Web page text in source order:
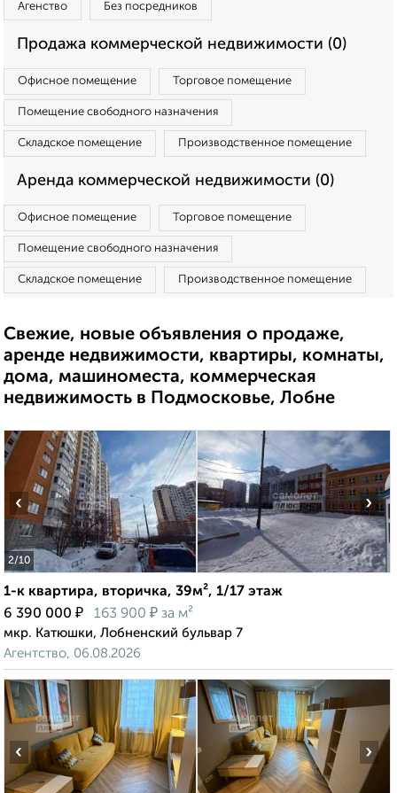
Агенство Без посредников
Продажа коммерческой недвижимости (0)
Офисное помещение Торговое помещение
Помещение свободного назначения
Складское помещение Производственное помещение
Аренда коммерческой недвижимости (0)
Офисное помещение Торговое помещение
Помещение свободного назначения
Складское помещение Производственное помещение
Свежие, новые объявления о продаже,
аренде недвижимости, квартиры, комнаты,
дома, машиноместа, коммерческая
недвижимость в Подмосковье, Лобне
2/10
‹ ›
1-к квартира, вторичка, 39м², 1/17 этаж
6 390 000 ₽ 163 900 ₽ за м²
мкр. Катюшки, Лобненский бульвар 7
Агентство, 06.08.2026
‹ ›